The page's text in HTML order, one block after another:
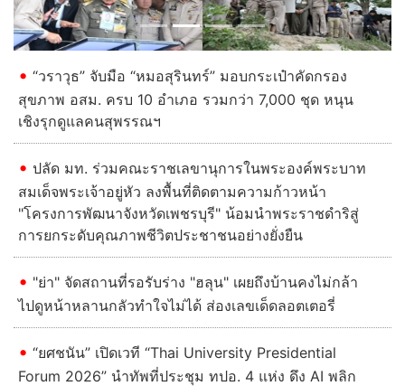
“วราวุธ” จับมือ “หมอสุรินทร์” มอบกระเป๋าคัดกรอง
สุขภาพ อสม. ครบ 10 อำเภอ รวมกว่า 7,000 ชุด หนุน
เชิงรุกดูแลคนสุพรรณฯ
ปลัด มท. ร่วมคณะราชเลขานุการในพระองค์พระบาท
สมเด็จพระเจ้าอยู่หัว ลงพื้นที่ติดตามความก้าวหน้า
"โครงการพัฒนาจังหวัดเพชรบุรี" น้อมนำพระราชดำริสู่
การยกระดับคุณภาพชีวิตประชาชนอย่างยั่งยืน
"ย่า" จัดสถานที่รอรับร่าง "ฮลุน" เผยถึงบ้านคงไม่กล้า
ไปดูหน้าหลานกลัวทำใจไม่ได้ ส่องเลขเด็ดลอตเตอรี่
“ยศชนัน” เปิดเวที “Thai University Presidential
Forum 2026” นำทัพที่ประชุม ทปอ. 4 แห่ง ดึง AI พลิก